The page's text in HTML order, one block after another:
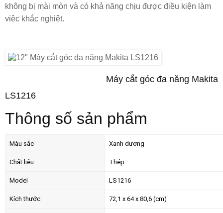
không bị mài mòn và có khả năng chịu được điều kiện làm
việc khắc nghiệt.
Máy cắt góc đa năng Makita
LS1216
Thông số sản phẩm
Màu sắc Xanh dương
Chất liệu Thép
Model LS1216
Kích thước 72,1 x 64 x 80,6 (cm)